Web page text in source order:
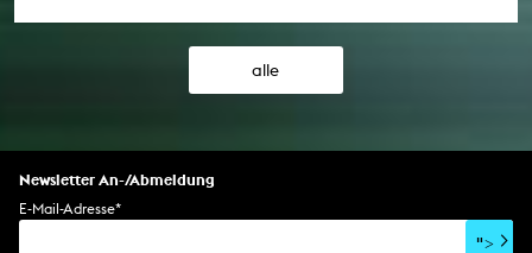
alle
Newsletter An-/Abmeldung
E-Mail-Adresse*
">